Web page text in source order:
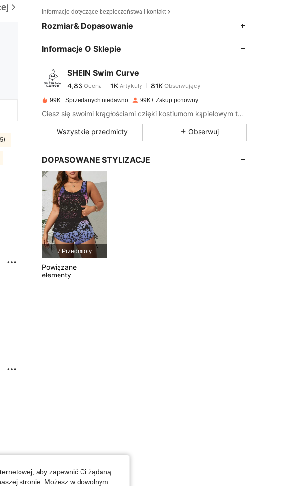
39 in, Biust: 100 cm / 39.4 in, Kolor: Granatowy, Rozmiar: 1XL
Informacje dotyczące bezpieczeństwa i kontakt
Rozmiar& Dopasowanie
Informacje O Sklepie
SHEIN Swim Curve
4,83 1K
4,83 Ocena 1KArtykuły
S***n zapłacono1 dzień temu
4,83 1K
4,83
4,83
4,83
99K+ Sprzedanych niedawno 99K+ Zakup ponowny
Ciesz się swoimi krągłościami dzięki kostiumom kąpielowym tak wyrazistym i pięknym jak ty.
Wszystkie przedmioty Obserwuj
DOPASOWANE STYLIZACJE
7 Przedmioty
Powiązane
elementy
aby zapewnić Ci żądaną
stronie. Możesz w dowolnym